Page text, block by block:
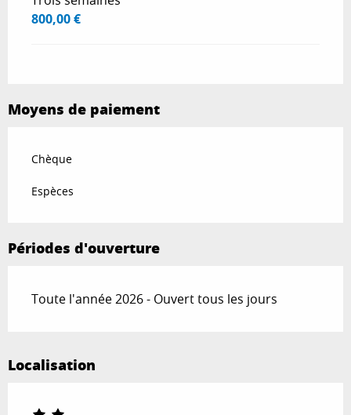
800,00 €
Moyens de paiement
Chèque
Espèces
Périodes d'ouverture
Toute l'année 2026 - Ouvert tous les jours
Localisation